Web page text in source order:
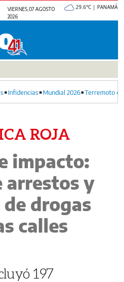
VIERNES, 07 AGOSTO
2026
29.6°C | PANAMÁ
Infidencias Mundial 2026 Terremoto
ROJA
impacto:
arrestos y
drogas
calles
197